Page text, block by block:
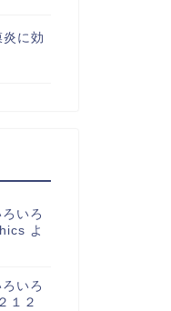
に効
いろ
よ
いろ
１２